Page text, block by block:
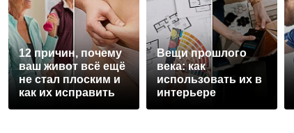
12 причин, почему
ваш живот всё ещё
не стал плоским и
как их исправить
Вещи прошлого
века: как
использовать их в
интерьере